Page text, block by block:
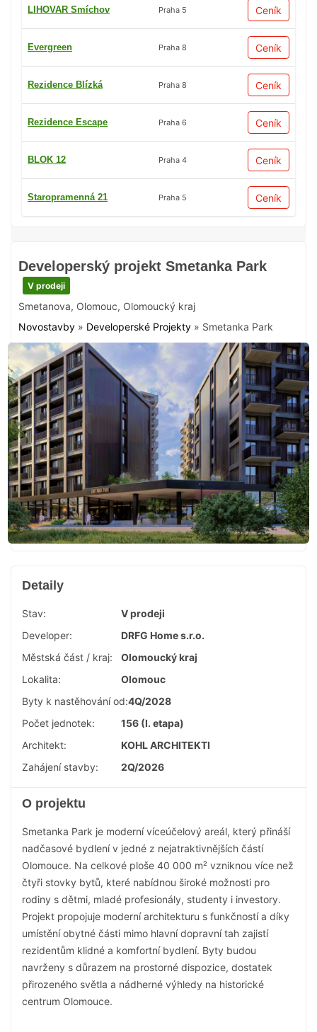
Developerský projekt Smetanka Park
V prodeji
Smetanova, Olomouc, Olomoucký kraj
Novostavby » Developerské Projekty » Smetanka Park
LIHOVAR Smíchov Praha 5 Ceník
Evergreen Praha 8 Ceník
Rezidence Blízká Praha 8 Ceník
Rezidence Escape Praha 6 Ceník
BLOK 12 Praha 4 Ceník
Staropramenná 21 Praha 5 Ceník
Detaily
Stav:
V prodeji
Developer:
DRFG Home s.r.o.
Městská část / kraj:
Olomoucký kraj
Lokalita:
Olomouc
Byty k nastěhování od:4Q/2028
Počet jednotek:
156 (I. etapa)
Architekt:
KOHL ARCHITEKTI
Zahájení stavby:
2Q/2026
O projektu
Smetanka Park je moderní víceúčelový areál, který přináší
nadčasové bydlení v jedné z nejatraktivnějších částí
Olomouce. Na celkové ploše 40 000 m² vzniknou více než
čtyři stovky bytů, které nabídnou široké možnosti pro
rodiny s dětmi, mladé profesionály, studenty i investory.
Projekt propojuje moderní architekturu s funkčností a díky
umístění obytné části mimo hlavní dopravní tah zajistí
rezidentům klidné a komfortní bydlení. Byty budou
navrženy s důrazem na prostorné dispozice, dostatek
přirozeného světla a nádherné výhledy na historické
centrum Olomouce.